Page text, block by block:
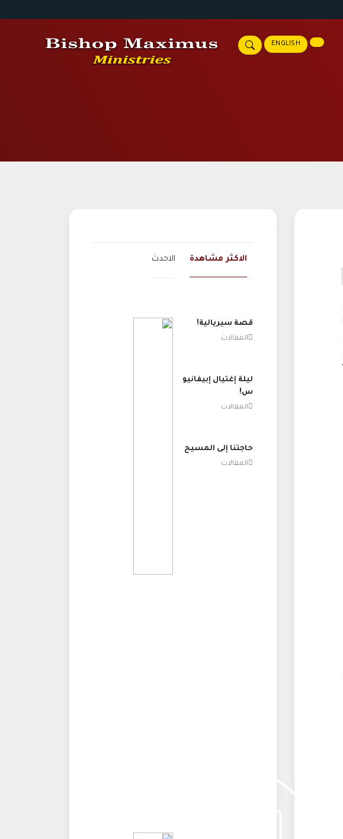
ENGLISH
الاكثر مشاهدة الاحدث
قصة سيريالية!
المقالات
ليلة إغتيال إبيفانيو
س!
المقالات
حاجتنا إلى المسيح
المقالات